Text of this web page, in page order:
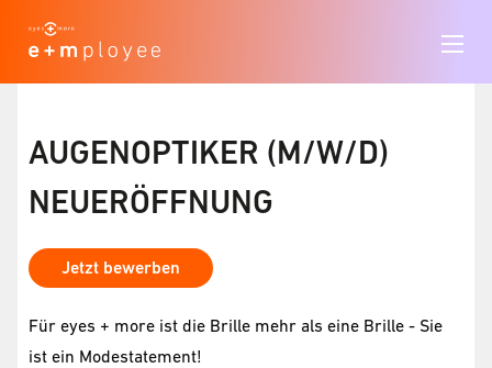
AUGENOPTIKER (M/W/D)
NEUERÖFFNUNG
Jetzt bewerben
Für eyes + more ist die Brille mehr als eine Brille - Sie
ist ein Modestatement!